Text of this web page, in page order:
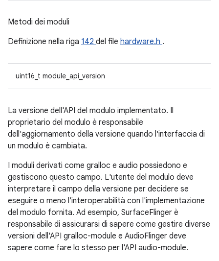
Metodi dei moduli
Definizione nella riga 142 del file hardware.h .
uint16_t module_api_version
La versione dell'API del modulo implementato. Il
proprietario del modulo è responsabile
dell'aggiornamento della versione quando l'interfaccia di
un modulo è cambiata.
I moduli derivati come gralloc e audio possiedono e
gestiscono questo campo. L'utente del modulo deve
interpretare il campo della versione per decidere se
eseguire o meno l'interoperabilità con l'implementazione
del modulo fornita. Ad esempio, SurfaceFlinger è
responsabile di assicurarsi di sapere come gestire diverse
versioni dell'API gralloc-module e AudioFlinger deve
sapere come fare lo stesso per l'API audio-module.